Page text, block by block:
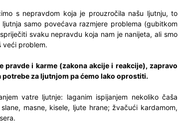
s nepravdom koja je prouzročila našu ljutnju, to
samo povećava razmjere problema (gubitkom
svaku nepravdu koja nam je nanijeta, ali smo
veći problem.
i karme (zakona akcije i reakcije), zapravo
za ljutnjom pa ćemo lako oprostiti.
vatre ljutnje: laganim ispijanjem nekoliko čaša
masne, kisele, ljute hrane; žvačući kardamom,